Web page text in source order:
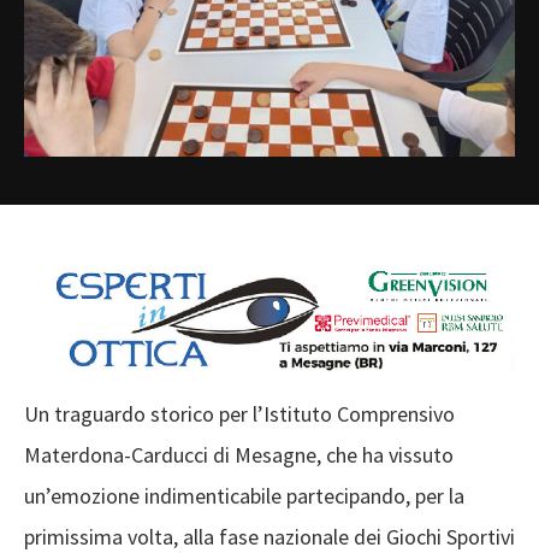
Un traguardo storico per l’Istituto Comprensivo
Materdona-Carducci di Mesagne, che ha vissuto
un’emozione indimenticabile partecipando, per la
primissima volta, alla fase nazionale dei Giochi Sportivi